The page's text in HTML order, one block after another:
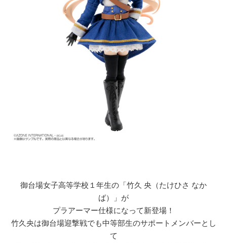
御台場女子高等学校１年生の「竹久 央（たけひさ なか
ば）」が
プラアーマー仕様になって新登場！
竹久央は御台場迎撃戦でも中等部生のサポートメンバーとし
て